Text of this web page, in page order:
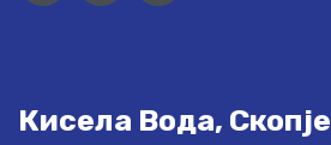
Кисела Вода, Скопје